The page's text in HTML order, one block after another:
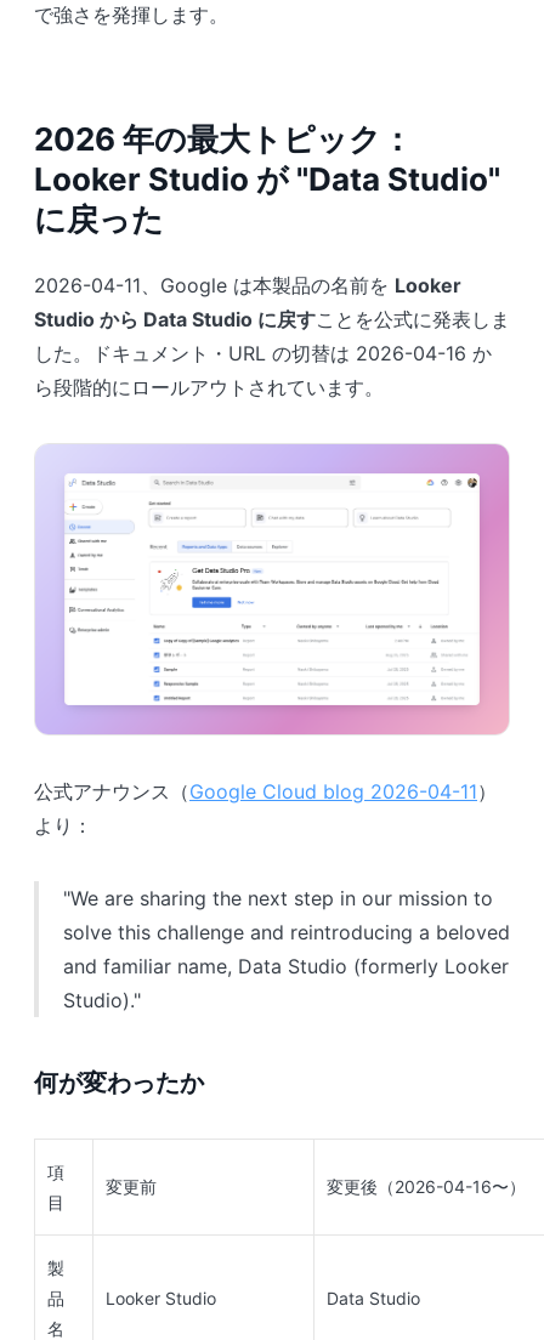
で強さを発揮します。
2026 年の最大トピック：
Looker Studio が "Data Studio"
に戻った
2026-04-11、Google は本製品の名前を Looker
Studio から Data Studio に戻すことを公式に発表しま
した。ドキュメント・URL の切替は 2026-04-16 か
ら段階的にロールアウトされています。
公式アナウンス（Google Cloud blog 2026-04-11）
より：
"We are sharing the next step in our mission to
solve this challenge and reintroducing a beloved
and familiar name, Data Studio (formerly Looker
Studio)."
何が変わったか
項
目
変更前 変更後（2026-04-16〜）
製
品
名
Looker Studio Data Studio